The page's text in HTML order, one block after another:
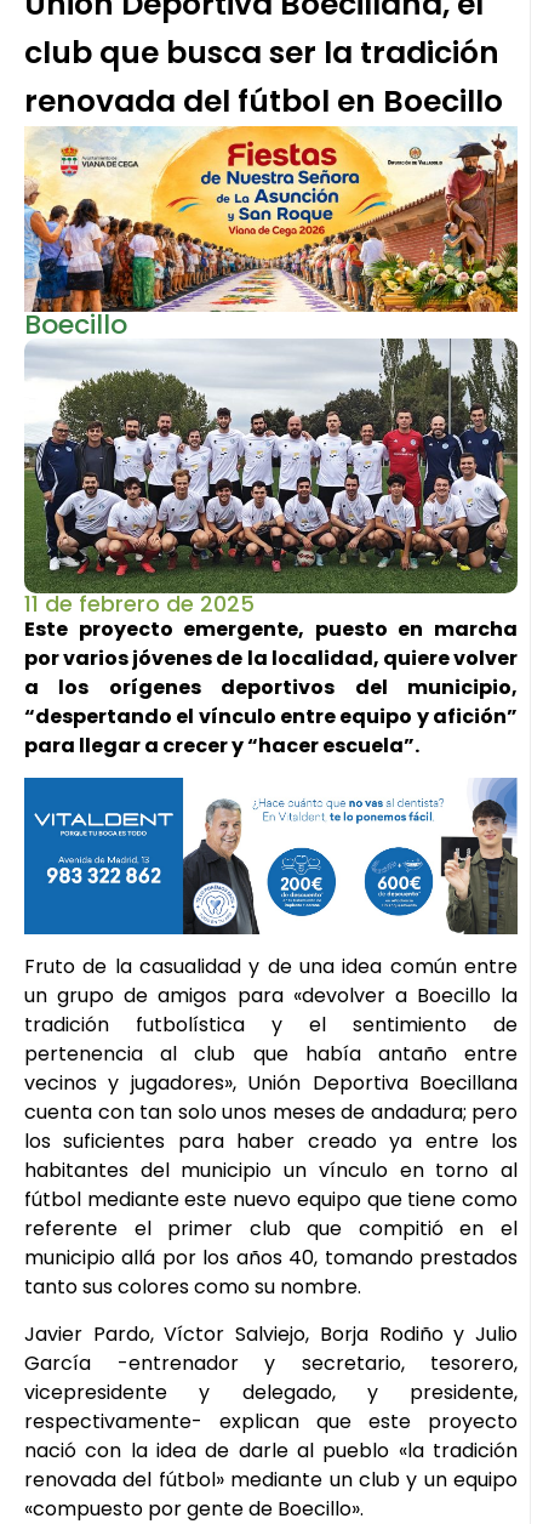
club que busca ser la tradición
renovada del fútbol en Boecillo
Boecillo
11 de febrero de 2025
Este proyecto emergente, puesto en marcha
por varios jóvenes de la localidad, quiere volver
a los orígenes deportivos del municipio,
“despertando el vínculo entre equipo y afición”
para llegar a crecer y “hacer escuela”.
Fruto de la casualidad y de una idea común entre
un grupo de amigos para «devolver a Boecillo la
tradición futbolística y el sentimiento de
pertenencia al club que había antaño entre
vecinos y jugadores», Unión Deportiva Boecillana
cuenta con tan solo unos meses de andadura; pero
los suficientes para haber creado ya entre los
habitantes del municipio un vínculo en torno al
fútbol mediante este nuevo equipo que tiene como
referente el primer club que compitió en el
municipio allá por los años 40, tomando prestados
tanto sus colores como su nombre.
Javier Pardo, Víctor Salviejo, Borja Rodiño y Julio
García -entrenador y secretario, tesorero,
vicepresidente y delegado, y presidente,
respectivamente- explican que este proyecto
nació con la idea de darle al pueblo «la tradición
renovada del fútbol» mediante un club y un equipo
«compuesto por gente de Boecillo».